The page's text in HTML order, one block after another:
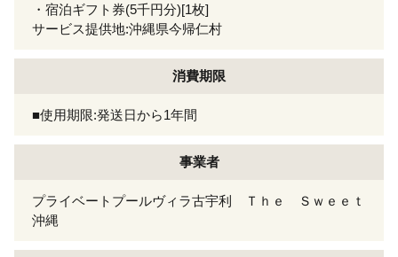
・宿泊ギフト券(5千円分)[1枚]
サービス提供地:沖縄県今帰仁村
消費期限
■使用期限:発送日から1年間
事業者
プライベートプールヴィラ古宇利 Ｔｈｅ Ｓｗｅｅｔ
沖縄